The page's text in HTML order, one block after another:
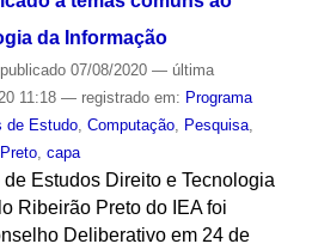
da Informação
publicado07/08/2020 — última
11:18 — registrado em: Programa
de Estudo, Computação, Pesquisa,
, capa
Estudos Direito e Tecnologia
Ribeirão Preto do IEA foi
Deliberativo em 24 de